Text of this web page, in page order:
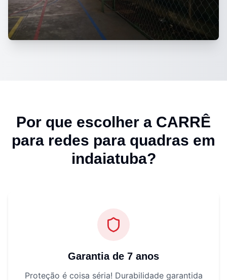
Por que escolher a CARRÊ
para redes para quadras em
indaiatuba?
Garantia de 7 anos
Proteção é coisa séria! Durabilidade garantida